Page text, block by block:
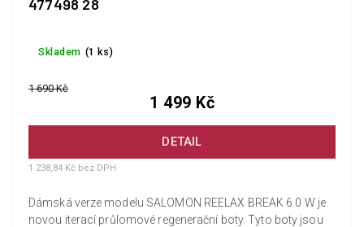
477498 28
Skladem (1 ks)
DETAIL
1 238,84 Kč bez DPH
1 690 Kč
1 499 Kč
Dámská verze modelu SALOMON REELAX BREAK 6.0 W je
novou iterací průlomové regenerační boty. Tyto boty jsou